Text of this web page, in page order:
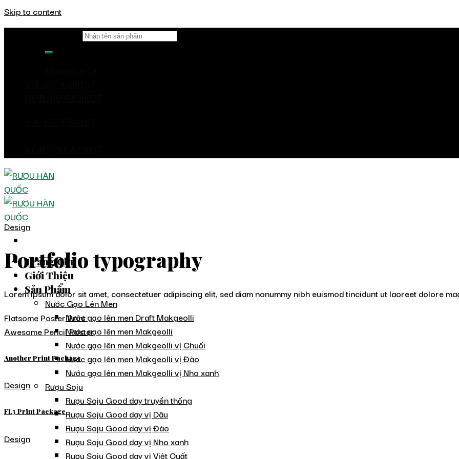
Skip to content
Trang Chủ
Giới Thiệu
Sản Phẩm
Nước Gạo Lên Men
Nước gạo lên men Draft Makgeolli
Nước gạo lên men Makgeolli
Nước gạo lên men Makgeolli vị Chuối
Nước gạo lên men Makgeolli vị Đào
Nước gạo lên men Makgeolli vị Nho xanh
Rượu Soju
Rượu Soju Good day truyền thống
Rượu Soju Good day vị Dâu
Rượu Soju Good day vị Đào
Rượu Soju Good day vị Nho xanh
Rượu Soju Good day vị Việt Quất
Design
Portfolio typography
Lorem ipsum dolor sit amet, consectetuer adipiscing elit, sed diam nonummy nibh euismod tincidunt ut laoreet dolore
Flatsome Poster Print
Awesome Pencil Poster
Another Print Package
Design
FL3 Print Package
Design